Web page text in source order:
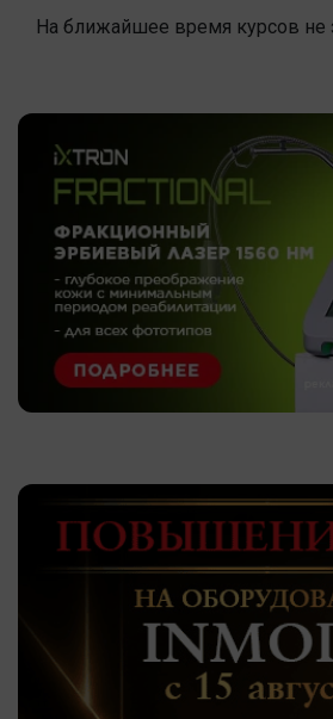
На ближайшее время курсов не